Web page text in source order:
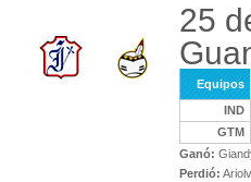
25
Equipos
IND
GTM
Ganó:
Perdió: